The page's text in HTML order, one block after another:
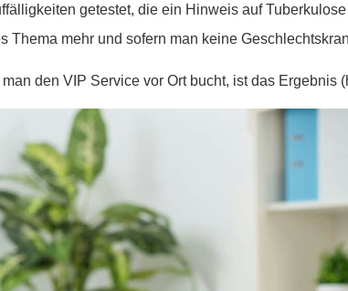
getestet, die ein Hinweis auf
Thema mehr und sofern man keine
den VIP Service vor Ort bucht, ist das Ergebnis